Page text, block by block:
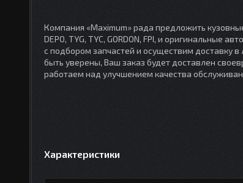
Компания «Maximum» рада предложить
DEPO, TYG, TYC, GORDON, FPI, и
с подбором запчастей и осуществим доставку
быть уверены, Ваш заказ будет доставлен
работаем над улучшением качества
Характеристики